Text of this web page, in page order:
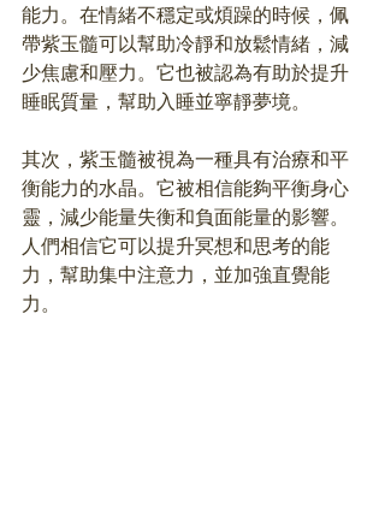
能力。在情緒不穩定或煩躁的時候，佩
帶紫玉髓可以幫助冷靜和放鬆情緒，減
少焦慮和壓力。它也被認為有助於提升
睡眠質量，幫助入睡並寧靜夢境。
其次，紫玉髓被視為一種具有治療和平
衡能力的水晶。它被相信能夠平衡身心
靈，減少能量失衡和負面能量的影響。
人們相信它可以提升冥想和思考的能
力，幫助集中注意力，並加強直覺能
力。